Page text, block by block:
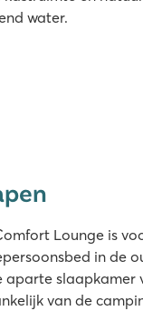
water.
Lounge is
in de
aparte slaapkamer
van de